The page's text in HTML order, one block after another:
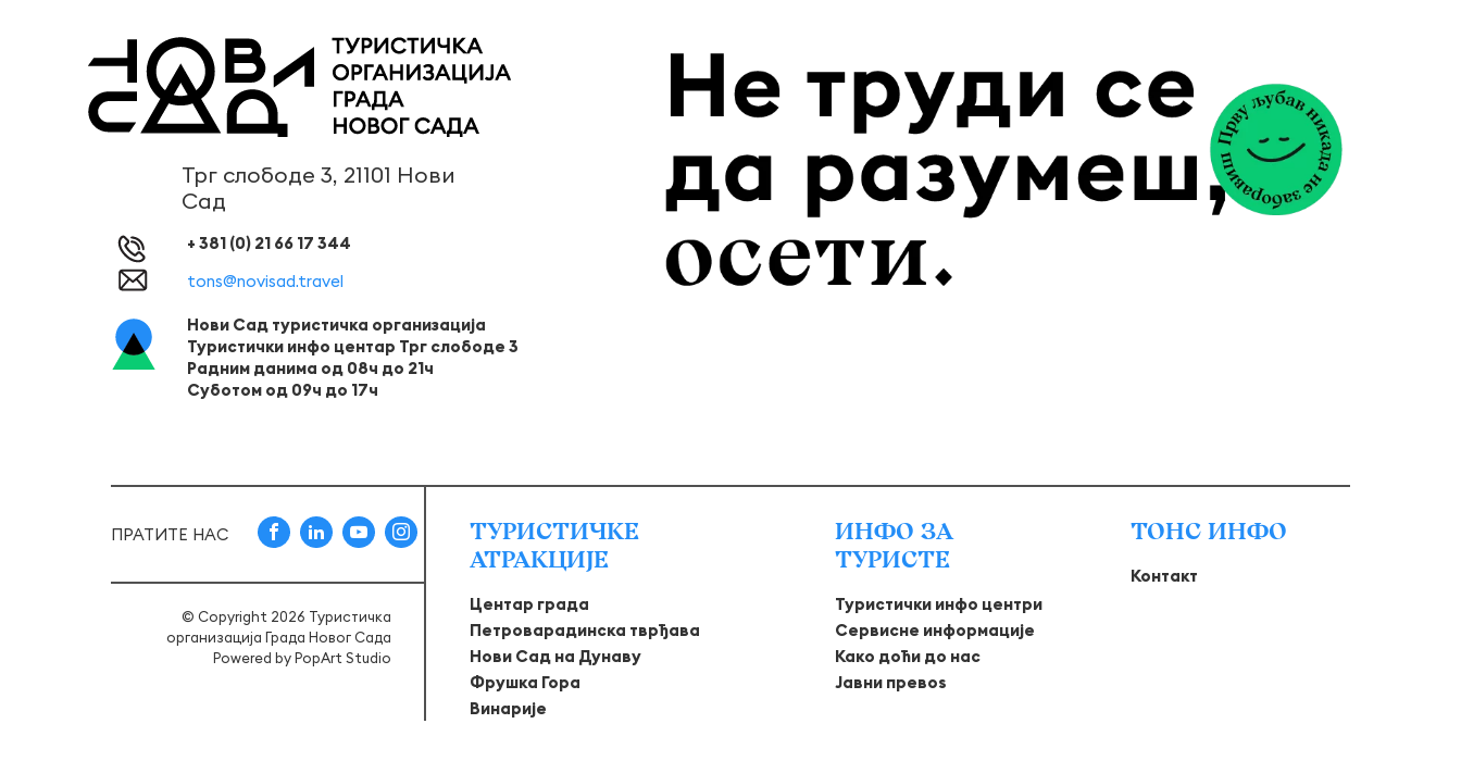
Трг слободе 3, 21101 Нови
Сад
+ 381 (0) 21 66 17 344
tons@novisad.travel
Нови Сад туристичка организација
Туристички инфо центар Трг слободе 3
Радним данима од 08ч до 21ч
Суботом од 09ч до 17ч
ПРАТИТЕ НАС
© Copyright 2026 Туристичка
организација Града Новог Сада
Powered byPopArt Studio
ТУРИСТИЧКЕ
АТРАКЦИЈЕ
Центар града
Петроварадинска тврђава
Нови Сад на Дунаву
Фрушка Гора
Винарије
ИНФО ЗА
ТУРИСТЕ
Туристички инфо центри
Сервисне информације
Како доћи до нас
Јавни превоѕ
ТОНС ИНФО
Контакт